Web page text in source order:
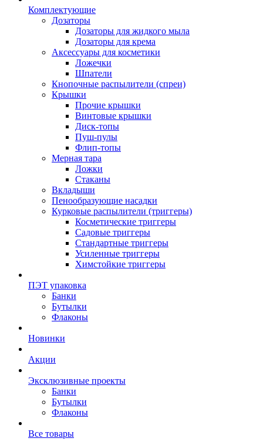
Комплектующие
Дозаторы
Дозаторы для жидкого мыла
Дозаторы для крема
Аксессуары для косметики
Ложечки
Шпатели
Кнопочные распылители (спреи)
Крышки
Прочие крышки
Винтовые крышки
Диск-топы
Пуш-пулы
Флип-топы
Мерная тара
Ложки
Стаканы
Вкладыши
Пенообразующие насадки
Курковые распылители (триггеры)
Косметические триггеры
Садовые триггеры
Стандартные триггеры
Усиленные триггеры
Химстойкие триггеры
ПЭТ упаковка
Банки
Бутылки
Флаконы
Новинки
Акции
Эксклюзивные проекты
Банки
Бутылки
Флаконы
Все товары